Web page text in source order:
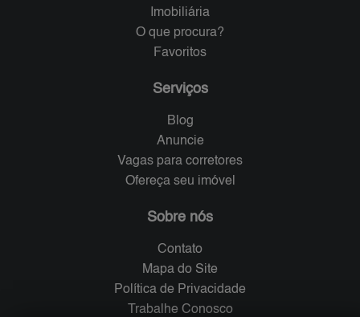
Imobiliária
O que procura?
Favoritos
Serviços
Blog
Anuncie
Vagas para corretores
Ofereça seu imóvel
Sobre nós
Contato
Mapa do Site
Política de Privacidade
Trabalhe Conosco